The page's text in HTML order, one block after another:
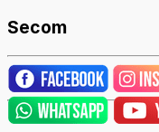
Secom